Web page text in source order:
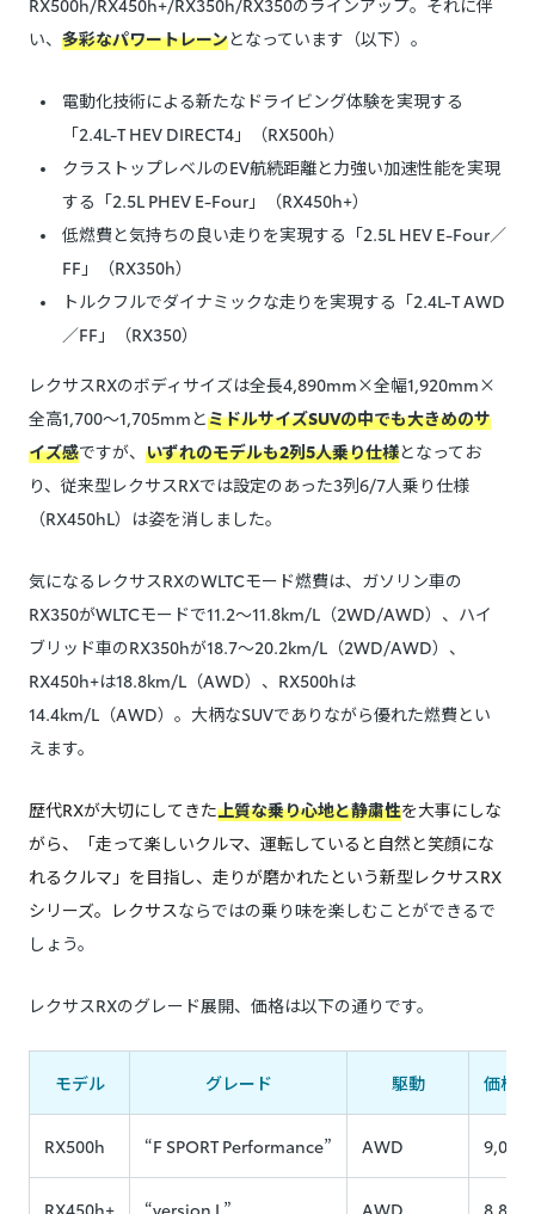
い、 多彩なパワートレーンとなっています（以下）。
電動化技術による新たなドライビング体験を実現する
「2.4L-T HEV DIRECT4」（RX500h）
クラストップレベルのEV航続距離と力強い加速性能を実現
する「2.5L PHEV E-Four」（RX450h+）
低燃費と気持ちの良い走りを実現する「2.5L HEV E-Four／
FF」（RX350h）
トルクフルでダイナミックな走りを実現する「2.4L-T AWD
／FF」（RX350）
レクサスRXのボディサイズは全長4,890mm×全幅1,920mm×
全高1,700～1,705mmとミドルサイズSUVの中でも大きめのサ
イズ感ですが、 いずれのモデルも2列5人乗り仕様となってお
り、従来型レクサスRXでは設定のあった3列6/7人乗り仕様
（RX450hL）は姿を消しました。
気になるレクサスRXのWLTCモード燃費は、ガソリン車の
RX350がWLTCモードで11.2〜11.8km/L（2WD/AWD）、ハイ
ブリッド車のRX350hが18.7〜20.2km/L（2WD/AWD）、
RX450h+は18.8km/L（AWD）、RX500hは
14.4km/L（AWD）。大柄なSUVでありながら優れた燃費とい
えます。
歴代RXが大切にしてきた上質な乗り心地と静粛性を大事にしな
がら、「走って楽しいクルマ、運転していると自然と笑顔にな
れるクルマ」を目指し、走りが磨かれたという新型レクサスRX
シリーズ。レクサスならではの乗り味を楽しむことができるで
しょう。
レクサスRXのグレード展開、価格は以下の通りです。
モデル グレード 駆動 価格
RX500h “F SPORT Performance” AWD
RX450h+ “version L” AWD